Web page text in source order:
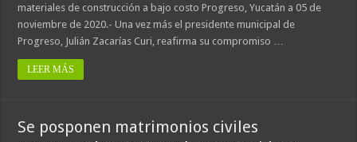
materiales de construcción a bajo costo Progreso, Yucatán a 05 de
noviembre de 2020.- Una vez más el presidente municipal de
Progreso, Julián Zacarías Curi, reafirma su compromiso …
LEER MÁS
Se posponen matrimonios civiles